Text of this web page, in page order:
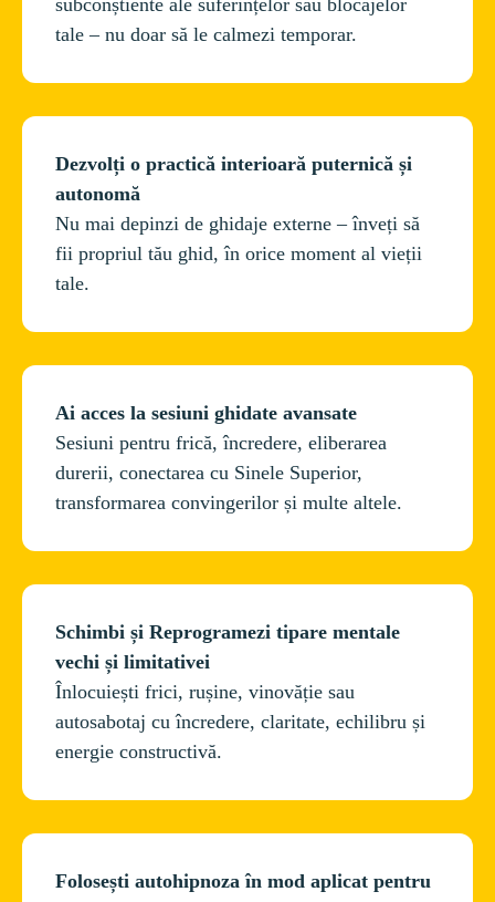
subconștiente ale suferințelor sau blocajelor
Dezvolți o practică interioară puternică și
autonomă
Nu mai depinzi de ghidaje externe – înveți să
fii propriul tău ghid, în orice moment al vieții
Ai acces la sesiuni ghidate avansate
Sesiuni pentru frică, încredere, eliberarea
durerii, conectarea cu Sinele Superior,
Schimbi și Reprogramezi tipare mentale
vechi și limitativei
Înlocuiești frici, rușine, vinovăție sau
autosabotaj cu încredere, claritate, echilibru și
Folosești autohipnoza în mod aplicat pentru